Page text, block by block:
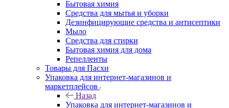
Бытовая химия
Средства для мытья и уборки
Дезинфицирующие средства и антисептики
Мыло
Средства для стирки
Бытовая химия для дома
Репелленты
Товары для Пасхи
Упаковка для интернет-магазинов и
маркетплейсов
Назад
Упаковка для интернет-магазинов и